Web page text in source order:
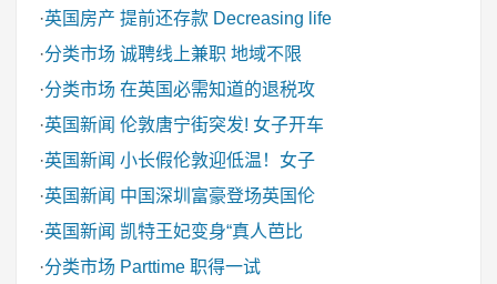
·英国房产 提前还存款 Decreasing life
·分类市场 诚聘线上兼职 地域不限
·分类市场 在英国必需知道的退税攻
·英国新闻 伦敦唐宁街突发! 女子开车
·英国新闻 小长假伦敦迎低温！女子
·英国新闻 中国深圳富豪登场英国伦
·英国新闻 凯特王妃变身“真人芭比
·分类市场 Parttime 职得一试